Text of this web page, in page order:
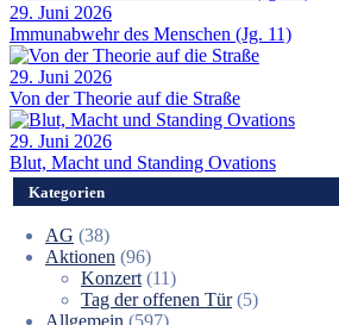
29. Juni 2026
Immunabwehr des Menschen (Jg. 11)
29. Juni 2026
Von der Theorie auf die Straße
29. Juni 2026
Blut, Macht und Standing Ovations
Kategorien
AG (38)
Aktionen (96)
Konzert (11)
Tag der offenen Tür(5)
Allgemein (597)